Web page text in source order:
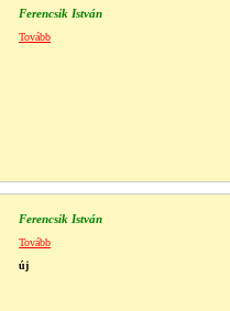
Ferencsik István
Tovább
Ferencsik István
Tovább
új